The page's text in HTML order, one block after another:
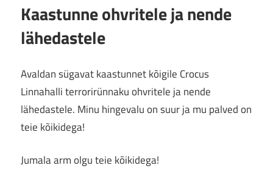
Kaastunne ohvritele ja nende
lähedastele
Avaldan sügavat kaastunnet kõigile Crocus
Linnahalli terrorirünnaku ohvritele ja nende
lähedastele. Minu hingevalu on suur ja mu palved on
teie kõikidega!
Jumala arm olgu teie kõikidega!